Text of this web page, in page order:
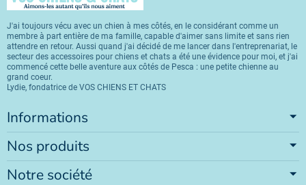
J'ai toujours vécu avec un chien à mes côtés, en le considérant comme un
membre à part entière de ma famille, capable d'aimer sans limite et sans rien
attendre en retour. Aussi quand j'ai décidé de me lancer dans l'entreprenariat, le
secteur des accessoires pour chiens et chats a été une évidence pour moi, et j'ai
commencé cette belle aventure aux côtés de Pesca : une petite chienne au
grand coeur.
Lydie, fondatrice de VOS CHIENS ET CHATS
Informations
Nos produits
Notre société